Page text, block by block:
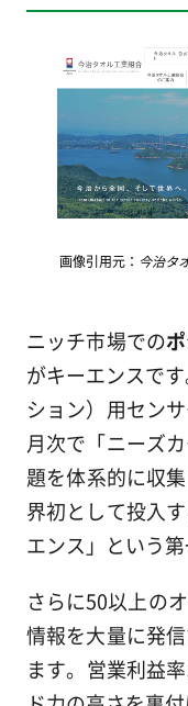
画像引用元： 今治タ
ニッチ市場での
がキーエンスで
ション）用セン
月次で「ニーズ
題を体系的に収
界初として投入
エンス」という
さらに50以上の
情報を大量に発
ます。営業利益